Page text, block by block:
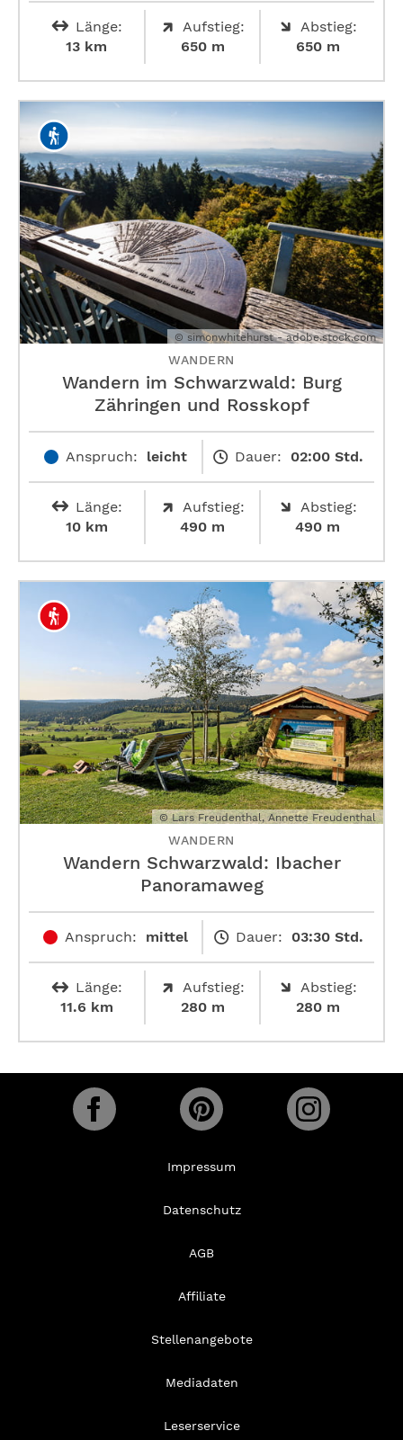
Länge:
13 km
Aufstieg:
650 m
Abstieg:
650 m
© simonwhitehurst - adobe.stock.com
WANDERN
Wandern im Schwarzwald: Burg
Zähringen und Rosskopf
Anspruch: leicht Dauer: 02:00 Std.
Länge:
10 km
Aufstieg:
490 m
Abstieg:
490 m
© Lars Freudenthal, Annette Freudenthal
WANDERN
Wandern Schwarzwald: Ibacher
Panoramaweg
Anspruch: mittel Dauer: 03:30 Std.
Länge:
11.6 km
Aufstieg:
280 m
Abstieg:
280 m
Impressum
Datenschutz
AGB
Affiliate
Stellenangebote
Mediadaten
Leserservice